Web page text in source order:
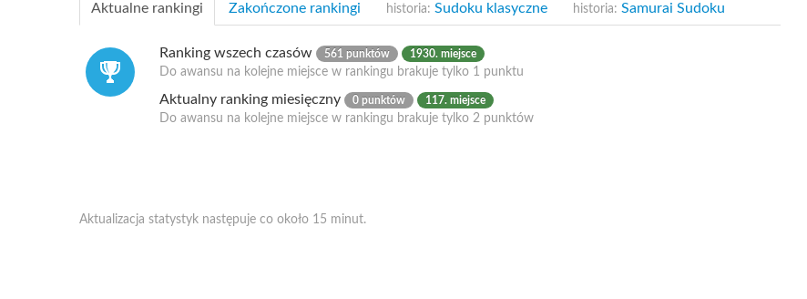
Aktualne rankingi Zakończone rankingi historia: Sudoku klasyczne historia: Samurai Sudoku
Ranking wszech czasów 561 punktów 1930. miejsce
Do awansu na kolejne miejsce w rankingu brakuje tylko 1 punktu
Aktualny ranking miesięczny 0 punktów 117. miejsce
Do awansu na kolejne miejsce w rankingu brakuje tylko 2 punktów
Aktualizacja statystyk następuje co około 15 minut.